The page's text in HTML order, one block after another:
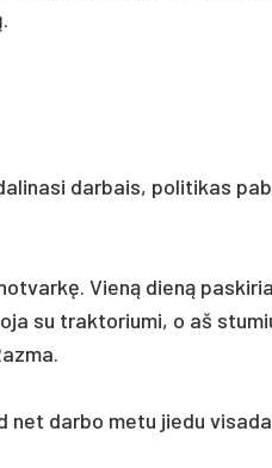
dar­bais, po­li­ti­kas
Vieną dieną
su trak­to­riu­mi, o aš
net dar­bo me­tu jie­du